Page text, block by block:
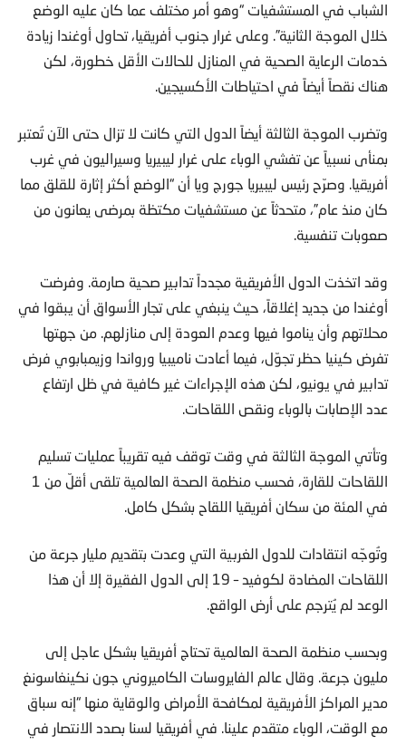
الشباب في المستشفيات “وهو أمر مختلف عما كان عليه الوضع
خلال الموجة الثانية”. وعلى غرار جنوب أفريقيا، تحاول أوغندا زيادة
خدمات الرعاية الصحية في المنازل للحالات الأقل خطورة، لكن
هناك نقصاً أيضاً في احتياطات الأكسيجين.
وتضرب الموجة الثالثة أيضاً الدول التي كانت لا تزال حتى الآن تُعتبر
بمنأى نسبياً عن تفشي الوباء على غرار ليبيريا وسيراليون في غرب
أفريقيا. وصرّح رئيس ليبيريا جورج ويا أن “الوضع أكثر إثارة للقلق مما
كان منذ عام”، متحدثاً عن مستشفيات مكتظة بمرضى يعانون من
صعوبات تنفسية.
وقد اتخذت الدول الأفريقية مجدداً تدابير صحية صارمة. وفرضت
أوغندا من جديد إغلاقاً، حيث ينبغي على تجار الأسواق أن يبقوا في
محلاتهم وأن يناموا فيها وعدم العودة إلى منازلهم. من جهتها
تفرض كينيا حظر تجوّل، فيما أعادت ناميبيا ورواندا وزيمبابوي فرض
تدابير في يونيو، لكن هذه الإجراءات غير كافية في ظل ارتفاع
عدد الإصابات بالوباء ونقص اللقاحات.
وتأتي الموجة الثالثة في وقت توقف فيه تقريباً عمليات تسليم
اللقاحات للقارة، فحسب منظمة الصحة العالمية تلقى أقلّ من 1
في المئة من سكان أفريقيا اللقاح بشكل كامل.
وتُوجّه انتقادات للدول الغربية التي وعدت بتقديم مليار جرعة من
اللقاحات المضادة لكوفيد – 19 إلى الدول الفقيرة إلا أن هذا
الوعد لم يُترجم على أرض الواقع.
وبحسب منظمة الصحة العالمية تحتاج أفريقيا بشكل عاجل إلى
مليون جرعة. وقال عالم الفايروسات الكاميروني جون نكينغاسونغ
مدير المراكز الأفريقية لمكافحة الأمراض والوقاية منها “إنه سباق
مع الوقت، الوباء متقدم علينا. في أفريقيا لسنا بصدد الانتصار في